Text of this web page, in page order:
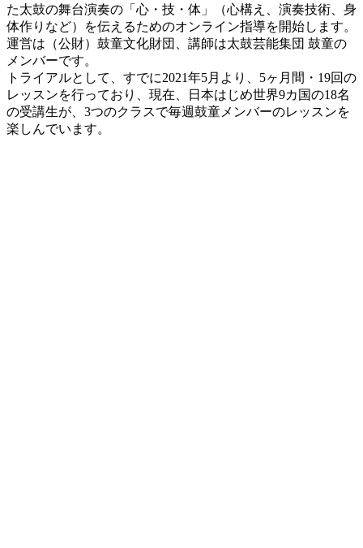
た太鼓の舞台演奏の「心・技・体」（心構え、演奏技術、身
体作りなど）を伝えるためのオンライン指導を開始します。
運営は（公財）鼓童文化財団、講師は太鼓芸能集団 鼓童の
メンバーです。
トライアルとして、すでに2021年5月より、5ヶ月間・19回の
レッスンを行っており、現在、日本はじめ世界9カ国の18名
の受講生が、3つのクラスで毎週鼓童メンバーのレッスンを
楽しんでいます。